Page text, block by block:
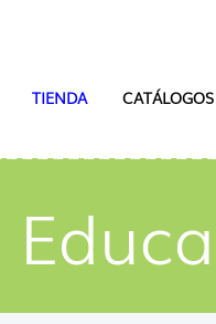
TIENDA CATÁLOGOS